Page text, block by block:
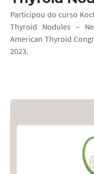
Participou do curso
Thyroid Nodules –
American Thyroid
2023.